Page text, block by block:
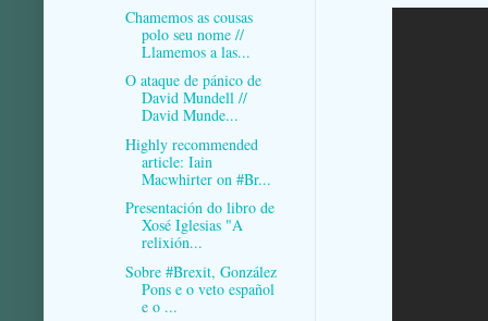
Chamemos as cousas
polo seu nome //
Llamemos a las...
O ataque de pánico de
David Mundell //
David Munde...
Highly recommended
article: Iain
Macwhirter on #Br...
Presentación do libro de
Xosé Iglesias "A
relixión...
Sobre #Brexit, González
Pons e o veto español
e o ...